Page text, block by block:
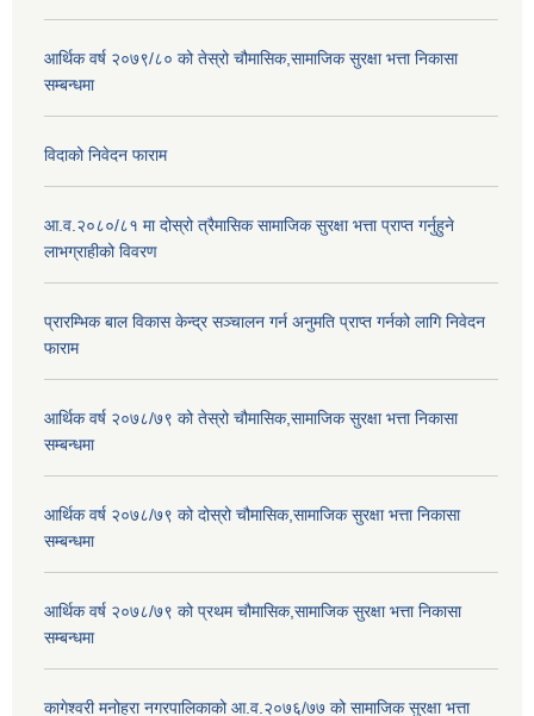
आर्थिक वर्ष २०७९/८० को तेस्रो चौमासिक,सामाजिक सुरक्षा भत्ता निकासा
सम्बन्धमा
विदाको निवेदन फाराम
आ.व.२०८०/८१ मा दोस्रो त्रैमासिक सामाजिक सुरक्षा भत्ता प्राप्त गर्नुहुने
लाभग्राहीको विवरण
प्रारम्भिक बाल विकास केन्द्र सञ्चालन गर्न अनुमति प्राप्त गर्नको लागि निवेदन
फाराम
आर्थिक वर्ष २०७८/७९ को तेस्रो चौमासिक,सामाजिक सुरक्षा भत्ता निकासा
सम्बन्धमा
आर्थिक वर्ष २०७८/७९ को दोस्रो चौमासिक,सामाजिक सुरक्षा भत्ता निकासा
सम्बन्धमा
आर्थिक वर्ष २०७८/७९ को प्रथम चौमासिक,सामाजिक सुरक्षा भत्ता निकासा
सम्बन्धमा
कागेश्वरी मनोहरा नगरपालिकाको आ.व.२०७६/७७ को सामाजिक सुरक्षा भत्ता